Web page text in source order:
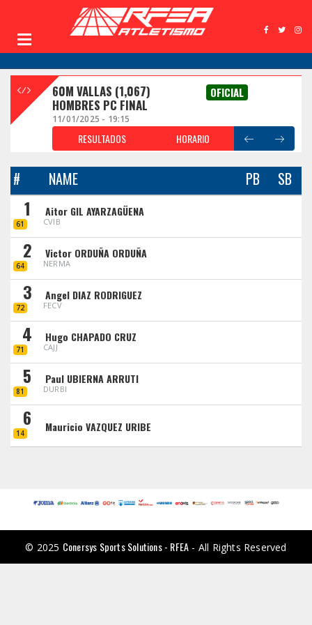
60M VALLAS (1,067)
HOMBRES PC FINAL
OFICIAL
11/01/2025 - 19:15
RESULTADOS HORARIO
# NAME PB SB
1
61
Aitor GIL AYARZAGÜENA
CVIB
2
64
Victor ORDUÑA ORDUÑA
NERMA
3
72
Angel DIAZ RODRIGUEZ
FECV
4
71
Hugo CHAPADO CRUZ
CAJJ
5
81
Paul UBIERNA ARRUTI
DURBI
6
14 Mauricio VAZQUEZ URIBE
© 2025 Conersys Sports Solutions - RFEA - All Rights Reserved